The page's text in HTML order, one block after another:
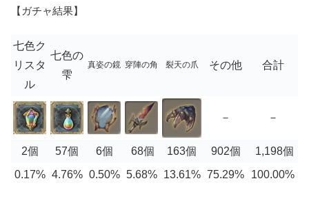
【ガチャ結果】
七色ク
リスタ
ル
七色の
雫
真姿の鏡 穿陣の角 裂天の爪 その他 合計
－ －
2個 57個 6個 68個 163個 902個
1,198個
0.17% 4.76% 0.50% 5.68% 13.61% 75.29% 100.00%